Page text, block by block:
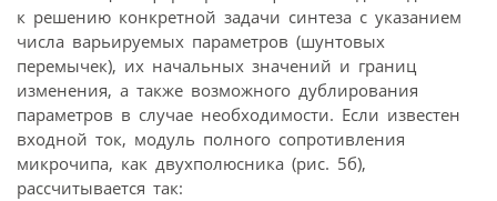
к решению конкретной задачи синтеза с указанием
числа варьируемых параметров (шунтовых
перемычек), их начальных значений и границ
изменения, а также возможного дублирования
параметров в случае необходимости. Если известен
входной ток, модуль полного сопротивления
микрочипа, как двухполюсника (рис. 5б),
рассчитывается так: